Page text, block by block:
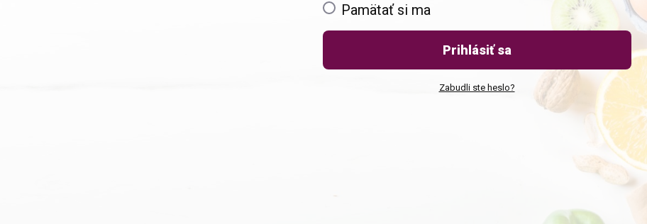
Pamätať si ma
Prihlásiť sa
Zabudli ste heslo?